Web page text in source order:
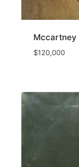
Mccartney
$120,000